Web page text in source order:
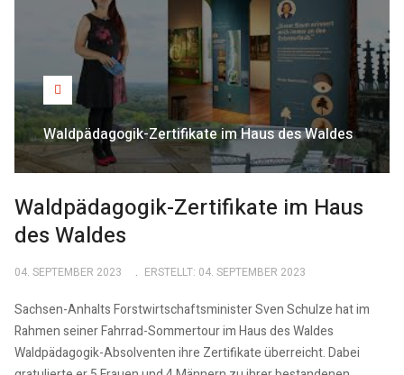
Waldpädagogik-Zertifikate im Haus des Waldes
Waldpädagogik-Zertifikate im Haus
des Waldes
04. SEPTEMBER 2023 ERSTELLT: 04. SEPTEMBER 2023
Sachsen-Anhalts Forstwirtschaftsminister Sven Schulze hat im
Rahmen seiner Fahrrad-Sommertour im Haus des Waldes
Waldpädagogik-Absolventen ihre Zertifikate überreicht. Dabei